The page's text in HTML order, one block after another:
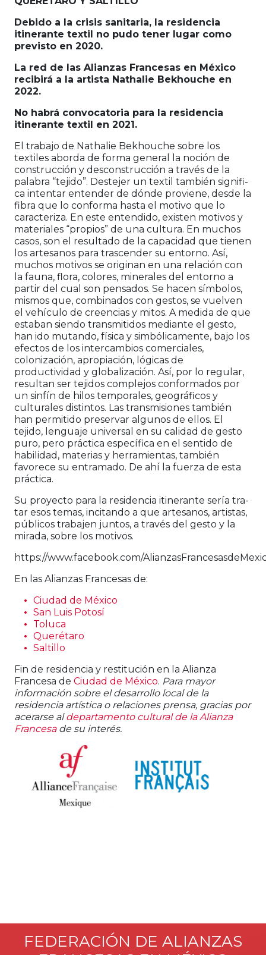
Debido a la crisis sanitaria, la residencia
itinerante textil no pudo tener lugar como
previsto en 2020.
La red de las Alianzas Francesas en México
recibirá a la artista Nathalie Bekhouche en
2022.
No habrá convocatoria para la residencia
itinerante textil en 2021.
El trabajo de Nathalie Bekhouche sobre los
textiles aborda de forma general la noción de
construcción y desconstrucción a través de la
palabra “tejido”. Destejer un textil también signifi­
ca intentar entender de dónde proviene, desde la
fibra que lo conforma hasta el motivo que lo
caracteriza. En este entendido, existen motivos y
materiales “propios” de una cultura. En muchos
casos, son el resultado de la capacidad que tienen
los artesanos para trascen­der su entorno. Así,
muchos motivos se originan en una relación con
la fauna, flora, colores, minerales del entorno a
partir del cual son pensados. Se hacen sím­bolos,
mismos que, combinados con gestos, se vuelven
el vehículo de creencias y mitos. A medida de que
es­taban siendo transmitidos mediante el gesto,
han ido mutando, física y simbólicamente, bajo los
efectos de los intercambios comerciales,
colonización, apropia­ción, lógicas de
productividad y globalización. Así, por lo regular,
resultan ser tejidos complejos confor­mados por
un sinfín de hilos temporales, geográficos y
culturales distintos. Las transmisiones también
han permitido preservar algunos de ellos. El
tejido, len­guaje universal en su calidad de gesto
puro, pero prác­tica específica en el sentido de
habilidad, materias y herramientas, también
favorece su entramado. De ahí la fuerza de esta
práctica.
Su proyecto para la residencia itinerante sería tra­
tar esos temas, incitando a que artesanos, artistas,
públicos trabajen juntos, a través del gesto y la
mirada, sobre los motivos.
https://www.facebook.com/
En las Alianzas Francesas de:
Ciudad de México
San Luis Potosí
Toluca
Querétaro
Saltillo
Fin de residencia y restitución en la Alianza
Francesa de Ciudad de México. Para mayor
información sobre el desarrollo local de la
residencia artística o relaciones prensa, gracias por
acerarse aldepartamento cultural de la Alianza
Francesa de su interés.
FEDERACIÓN DE ALIANZAS